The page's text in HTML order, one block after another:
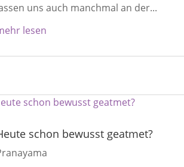
uns auch manchmal an der...
lesen
schon bewusst geatmet?